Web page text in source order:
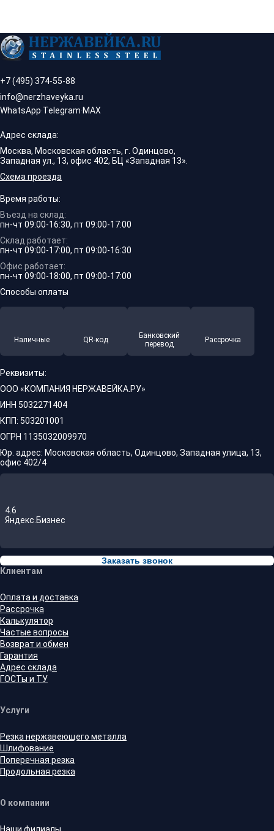
+7 (495) 374-55-88
info@nerzhaveyka.ru
WhatsApp·Telegram·MAX
Адрес склада:
Москва, Московская область, г. Одинцово,
Западная ул., 13, офис 402, БЦ «Западная 13».
Схема проезда
Время работы:
Въезд на склад:
пн-чт 09:00-16:30, пт 09:00-17:00
Склад работает:
пн-чт 09:00-17:00, пт 09:00-16:30
Офис работает:
пн-чт 09:00-18:00, пт 09:00-17:00
Способы оплаты
Наличные QR-код
Банковский
перевод
Рассрочка
Реквизиты:
ООО «КОМПАНИЯ НЕРЖАВЕЙКА.РУ»
ИНН 5032271404
КПП: 503201001
ОГРН 1135032009970
Юр. адрес: Московская область, Одинцово, Западная улица, 13,
офис 402/4
4.6
Яндекс.Бизнес
Заказать звонок
Клиентам
Оплата и доставка
Рассрочка
Калькулятор
Частые вопросы
Возврат и обмен
Гарантия
Адрес склада
ГОСТы и ТУ
Услуги
Резка нержавеющего металла
Шлифование
Поперечная резка
Продольная резка
О компании